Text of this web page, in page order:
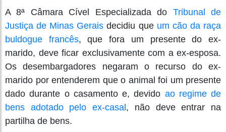
A 8ª Câmara Cível Especializada do Tribunal de
Justiça de Minas Gerais decidiu que um cão da raça
buldogue francês, que fora um presente do ex-
marido, deve ficar exclusivamente com a ex-esposa.
Os desembargadores negaram o recurso do ex-
marido por entenderem que o animal foi um presente
dado durante o casamento e, devido ao regime de
bens adotado pelo ex-casal, não deve entrar na
partilha de bens.